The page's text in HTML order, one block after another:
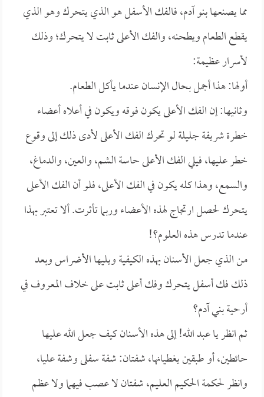
مما يصنعها بنو آدم، فالفك الأسفل هو الذي يتحرك وهو الذي
يقطع الطعام ويطحنه، والفك الأعلى ثابت لا يتحرك؛ وذلك
لأسرار عظيمة:
أولها: هذا أجمل بحال الإنسان عندما يأكل الطعام.
وثانيها: إن الفك الأعلى يكون فوقه ويكون في أعلاه أعضاء
خطرة شريفة جليلة لو تحرك الفك الأعلى لأدى ذلك إلى وقوع
خطر عليها، فيلي الفك الأعلى حاسة الشم، والعين، والدماغ،
والسمع، وهذا كله يكون في الفك الأعلى، فلو أن الفك الأعلى
يتحرك لحصل ارتجاج لهذه الأعضاء وربما تأثرت. ألا تعتبر بهذا
عندما تدرس هذه العلوم؟!
من الذي جعل الأسنان بهذه الكيفية ويليها الأضراس وبعد
ذلك فك أسفل يتحرك وفك أعلى ثابت على خلاف المعروف في
أرحية بني آدم؟
ثم انظر يا عبد الله! إلى هذه الأسنان كيف جعل الله عليها
حائطين، أو طبقين يغطيانها، شفتان: شفة سفلى وشفة عليا،
وانظر لحكمة الحكيم العليم، شفتان لا عصب فيهما ولا عظم